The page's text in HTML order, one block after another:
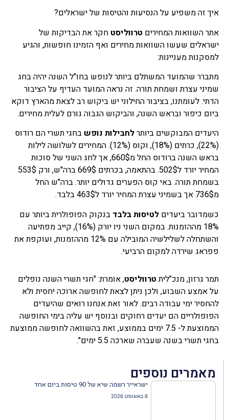
איך זה משפיע על הנסיעות והטיסות של ישראלים?
אתר השוואות המחירים טרווליסט חקר את הבדיקות של
ישראלים שעשו השוואות מחירים ואף הזמינו חופשות, והגיע
למסקנות מעניינות:
מתברר שהמועד המשתלם ביותר לנופש בחו"ל השנה יהיה בחג
שמיני עצרת ושמחת תורה. זה נראה המועד העדיף על הציבור
הדתי. לעומתנו, בציבור החילוני יש ביקוש רב לצאת מהארץ דוקא
ביום כיפור ובראש השנה, והביקוש הגבוה גורם לעלית מחירים.
היעדים המבוקשים ביותרלחבילות נופש בחגי תשרי הם רודוס
(22%), כרתים (18%), וקוס (12%). המחירים לשלושה לילות
בראש השנה ברודוס החל מ660$, אך לחג השני של סוכות
המחיר יורד ל502$. בהתאמה, בכרתים 669$ ברה"ש, ורק 553$
בשמחת תורה. באי קוס הפערים גדולים יותר. ברה"ש החל
מ736$ אך בשמיני עצרת המחיר יורד ל463$ בלבד.
כשמדובר ביעדים לטיסות בלבד בנקוק הפופולרית ביותר עם
18% מההזמנות. במקום השני ניו יורק (16%), קייב מפתיעה
והשתחלה לשלילשיה המובילה עם 12% מההזמנות, ועוקפת את
פפראג שירדה למקום הרביעי.
תמר גרזון, מנכ"ליתטרווליסט, אומרת: "חגי תשרי השנה נופלים
על אמצע השבוע, ולכן ניתן לצאת לחופשה ארוכה יחסית ולא
להחסיר ימי עבודה רבים. לאור זאת אנחנו רואים שהיעדים
הפופולריים הם יעדים רחוקים ובנוסף יש עליה בימי החופשה
הממוצעת ל- 7.5 ימים בממוצע, זאת בהשוואה לחופשה ממוצעת
בחגי תשרי בשנה שעברה שארכה 5.5 ימים".
מאמרים נוספים
ישראייר רשמה שיא של 90 טיסות ביום אחד
6 באוגוסט 2026